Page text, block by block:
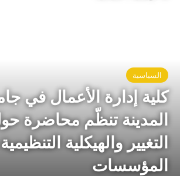
السياسية
كلية إدارة الأعمال في
المدينة تنظّم محاضرة
التغيير والهيكلية
المؤسسات